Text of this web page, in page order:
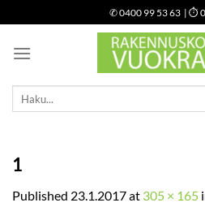
to
content
✆0400 99 53 63 | ⏱
Etsi:
1
Published 23.1.2017at 305 × 165